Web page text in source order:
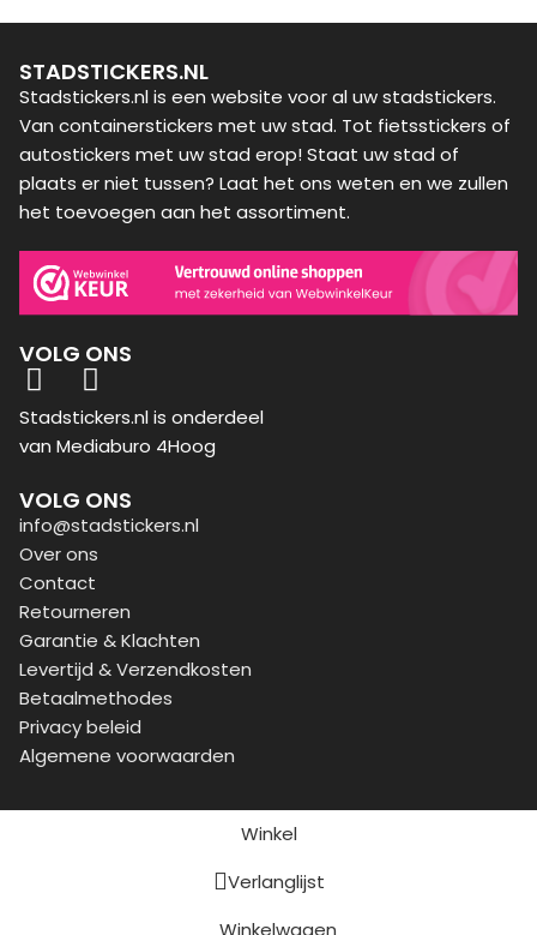
STADSTICKERS.NL
Stadstickers.nl is een website voor al uw stadstickers.
Van containerstickers met uw stad. Tot fietsstickers of
autostickers met uw stad erop! Staat uw stad of
plaats er niet tussen? Laat het ons weten en we zullen
het toevoegen aan het assortiment.
VOLG ONS
Stadstickers.nl is onderdeel
van Mediaburo 4Hoog
VOLG ONS
info@stadstickers.nl
Over ons
Contact
Retourneren
Garantie & Klachten
Levertijd & Verzendkosten
Betaalmethodes
Privacy beleid
Algemene voorwaarden
Winkel
Verlanglijst
Winkelwagen